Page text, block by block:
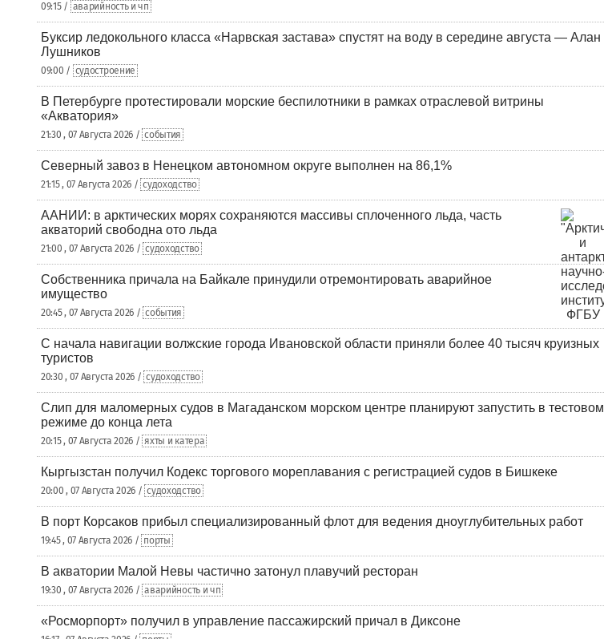
09:15 / аварийность и чп
Буксир ледокольного класса «Нарвская застава» спустят на воду в середине августа — Алан
Лушников
09:00 / судостроение
В Петербурге протестировали морские беспилотники в рамках отраслевой витрины
«Акватория»
21:30 , 07 Августа 2026 / события
Северный завоз в Ненецком автономном округе выполнен на 86,1%
21:15 , 07 Августа 2026 / судоходство
ААНИИ: в арктических морях сохраняются массивы сплоченного льда, часть
акваторий свободна ото льда
21:00 , 07 Августа 2026 / судоходство
Собственника причала на Байкале принудили отремонтировать аварийное
имущество
20:45 , 07 Августа 2026 / события
С начала навигации волжские города Ивановской области приняли более 40 тысяч круизных
туристов
20:30 , 07 Августа 2026 / судоходство
Слип для маломерных судов в Магаданском морском центре планируют запустить в тестовом
режиме до конца лета
20:15 , 07 Августа 2026 / яхты и катера
Кыргызстан получил Кодекс торгового мореплавания с регистрацией судов в Бишкеке
20:00 , 07 Августа 2026 / судоходство
В порт Корсаков прибыл специализированный флот для ведения дноуглубительных работ
19:45 , 07 Августа 2026 / порты
В акватории Малой Невы частично затонул плавучий ресторан
19:30 , 07 Августа 2026 / аварийность и чп
«Росморпорт» получил в управление пассажирский причал в Диксоне